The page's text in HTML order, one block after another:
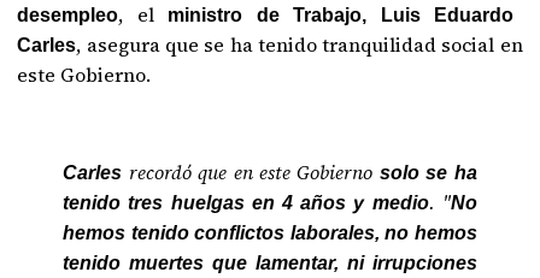
desempleo, el
ministro de Trabajo, Luis Eduardo
Carles, asegura que se ha tenido tranquilidad social en
este Gobierno.
Carles recordó que en este Gobierno solo se ha
tenido tres huelgas en 4 años y medio. "No
hemos tenido conflictos laborales, no hemos
tenido muertes que lamentar, ni irrupciones